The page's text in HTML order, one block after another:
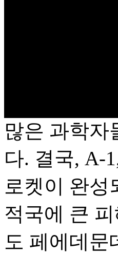
Braun)에게
여 페에데
많은 과학자
다. 결국, A-
로켓이 완성
적국에 큰
도 페에데문